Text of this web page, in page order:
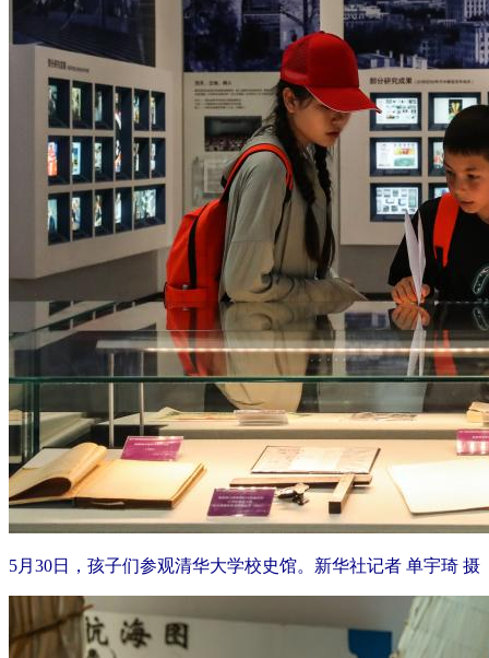
5月30日，孩子们参观清华大学校史馆。新华社记者 单宇琦 摄